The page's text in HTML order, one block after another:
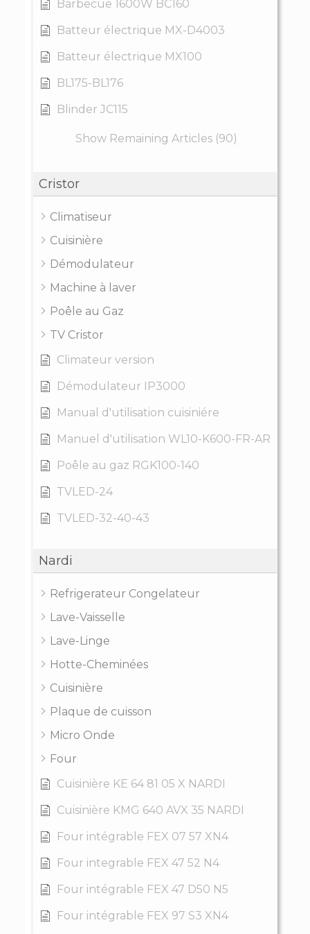
Barbecue 1600W BC160
Batteur électrique MX-D4003
Batteur électrique MX100
BL175-BL176
Blinder JC115
Show Remaining Articles (90)
Cristor
Climatiseur
Cuisinière
Démodulateur
Machine à laver
Poêle au Gaz
TV Cristor
Climateur version
Démodulateur IP3000
Manual d'utilisation cuisiniére
Manuel d'utilisation WL10-K600-FR-AR
Poêle au gaz RGK100-140
TVLED-24
TVLED-32-40-43
Nardi
Refrigerateur Congelateur
Lave-Vaisselle
Lave-Linge
Hotte-Cheminées
Cuisinière
Plaque de cuisson
Micro Onde
Four
Cuisinière KE 64 81 05 X NARDI
Cuisinière KMG 640 AVX 35 NARDI
Four intégrable FEX 07 57 XN4
Four integrable FEX 47 52 N4
Four intégrable FEX 47 D50 N5
Four intégrable FEX 97 S3 XN4